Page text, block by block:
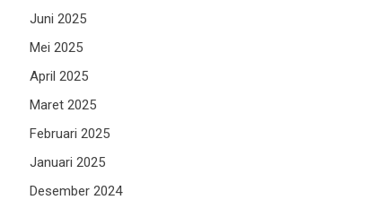
Juni 2025
Mei 2025
April 2025
Maret 2025
Februari 2025
Januari 2025
Desember 2024